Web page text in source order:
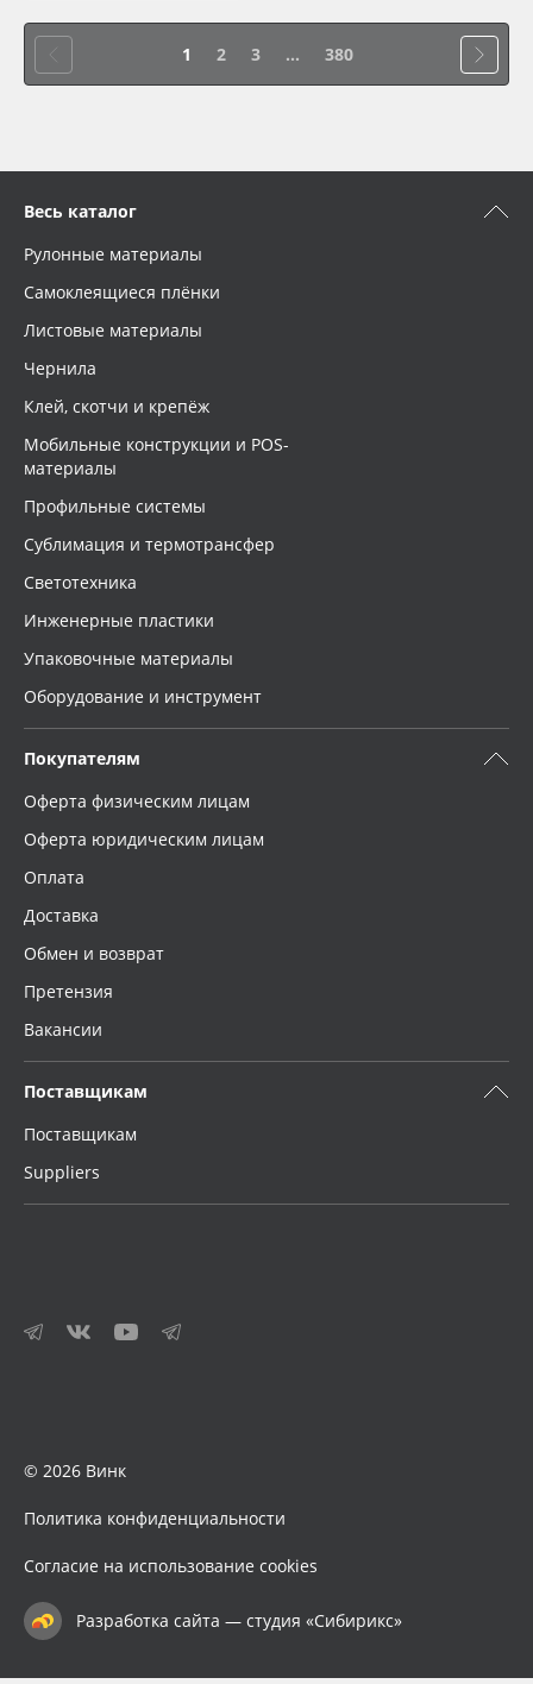
1 2 3 ... 380
Весь каталог
Рулонные материалы
Самоклеящиеся плёнки
Листовые материалы
Чернила
Клей, скотчи и крепёж
Мобильные конструкции и POS-
материалы
Профильные системы
Сублимация и термотрансфер
Светотехника
Инженерные пластики
Упаковочные материалы
Оборудование и инструмент
Покупателям
Оферта физическим лицам
Оферта юридическим лицам
Оплата
Доставка
Обмен и возврат
Претензия
Вакансии
Поставщикам
Поставщикам
Suppliers
© 2026 Винк
Политика конфиденциальности
Согласие на использование cookies
Разработка сайта — студия «Сибирикс»